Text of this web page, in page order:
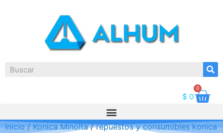
$ 0
0
Inicio/Konica Minolta/repuestos y consumibles konica